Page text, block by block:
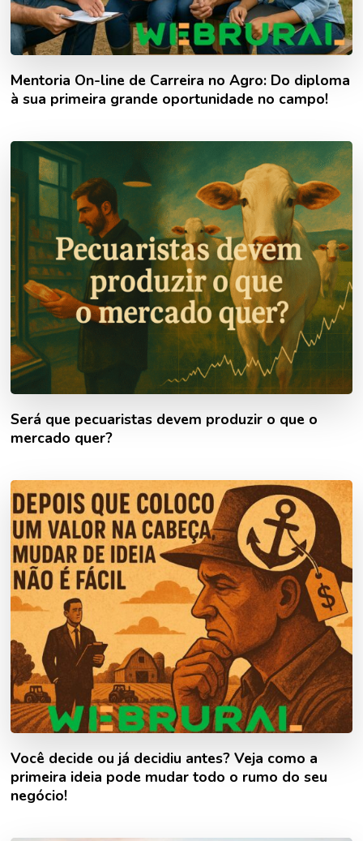
Mentoria On-line de Carreira no Agro: Do diploma
à sua primeira grande oportunidade no campo!
Será que pecuaristas devem produzir o que o
mercado quer?
Você decide ou já decidiu antes? Veja como a
primeira ideia pode mudar todo o rumo do seu
negócio!